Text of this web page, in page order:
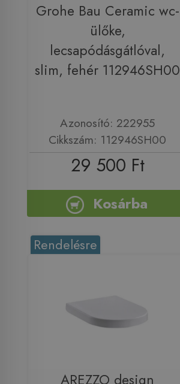
Grohe Bau Ceramic wc-
ülőke,
lecsapódásgátlóval,
slim, fehér 112946SH00
Azonosító: 222955
Cikkszám: 112946SH00
29 500 Ft
Kosárba
Rendelésre
AREZZO design